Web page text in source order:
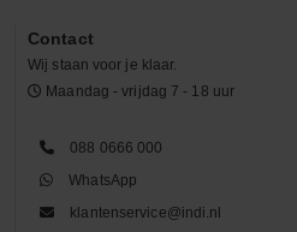
Contact
Wij staan voor je klaar.
Maandag - vrijdag 7 - 18 uur
088 0666 000
WhatsApp
klantenservice@indi.nl